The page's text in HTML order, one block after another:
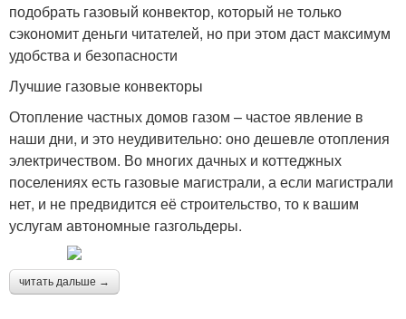
подобрать газовый конвектор, который не только
сэкономит деньги читателей, но при этом даст максимум
удобства и безопасности
Лучшие газовые конвекторы
Отопление частных домов газом – частое явление в
наши дни, и это неудивительно: оно дешевле отопления
электричеством. Во многих дачных и коттеджных
поселениях есть газовые магистрали, а если магистрали
нет, и не предвидится её строительство, то к вашим
услугам автономные газгольдеры.
читать дальше →